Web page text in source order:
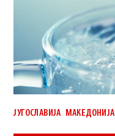
ЈУГОСЛАВИЈА МАКЕДОНИЈА